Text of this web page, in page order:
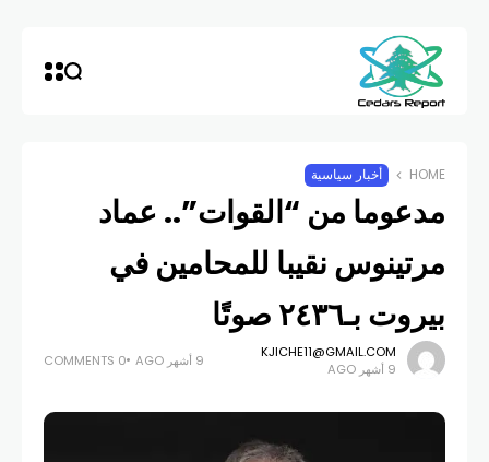
HOME أخبار سياسية
مدعوما من “القوات”.. عماد
مرتينوس نقيبا للمحامين في
بيروت بـ٢٤٣٦ صوتًا
KJICHE11@GMAIL.COM
9 أشهر AGO
9 أشهر AGO 0 COMMENTS